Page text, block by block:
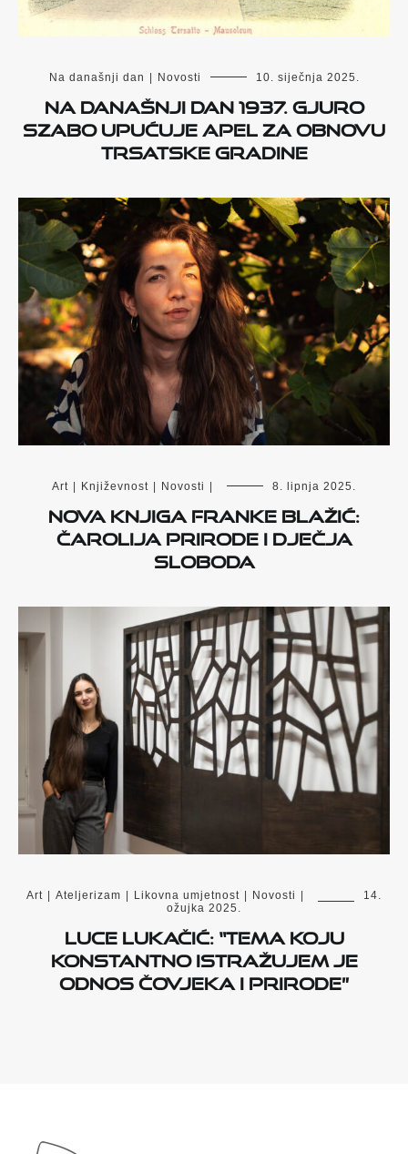
Na današnji dan | Novosti 10. siječnja 2025.
Na današnji dan 1937. Gjuro
Szabo upućuje apel za obnovu
Trsatske gradine
Art | Književnost | Novosti | 8. lipnja 2025.
Nova knjiga Franke Blažić:
Čarolija prirode i dječja
sloboda
Art | Ateljerizam | Likovna umjetnost | Novosti |
14.
ožujka 2025.
Luce Lukačić: “Tema koju
konstantno istražujem je
odnos čovjeka i prirode”